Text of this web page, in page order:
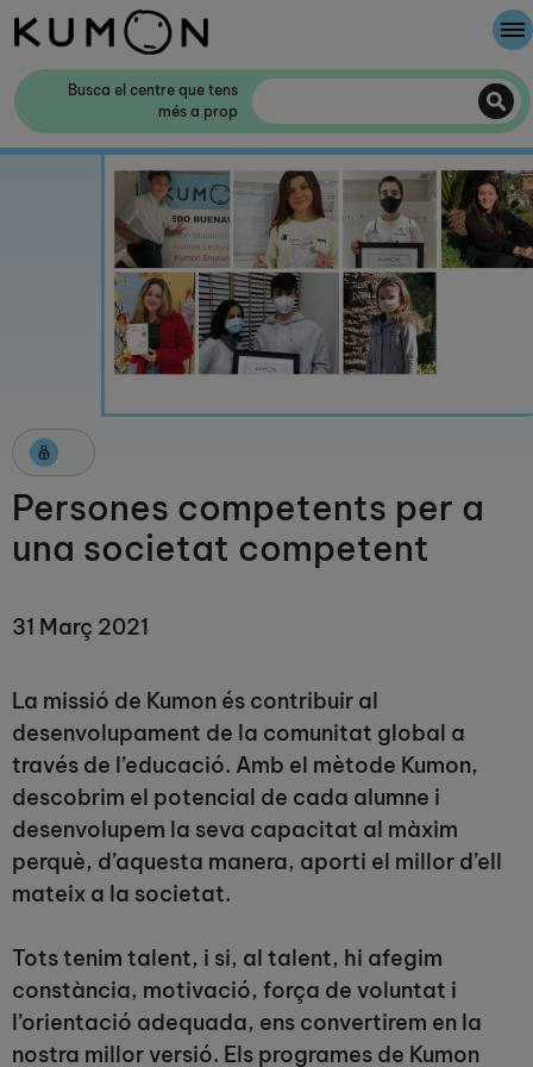
Busca el centre que tens
més a prop
Persones competents per a
una societat competent
31 Març 2021
La missió de Kumon és contribuir al
desenvolupament de la comunitat global a
través de l’educació. Amb el mètode Kumon,
descobrim el potencial de cada alumne i
desenvolupem la seva capacitat al màxim
perquè, d’aquesta manera, aporti el millor d’ell
mateix a la societat.
Tots tenim talent, i si, al talent, hi afegim
constància, motivació, força de voluntat i
l’orientació adequada, ens convertirem en la
nostra millor versió. Els programes de Kumon
Et donem la benvinguda a Kumon
El mètode Kumon
La història de Kumon
Col·laboració amb les escoles